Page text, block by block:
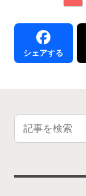
シェアする